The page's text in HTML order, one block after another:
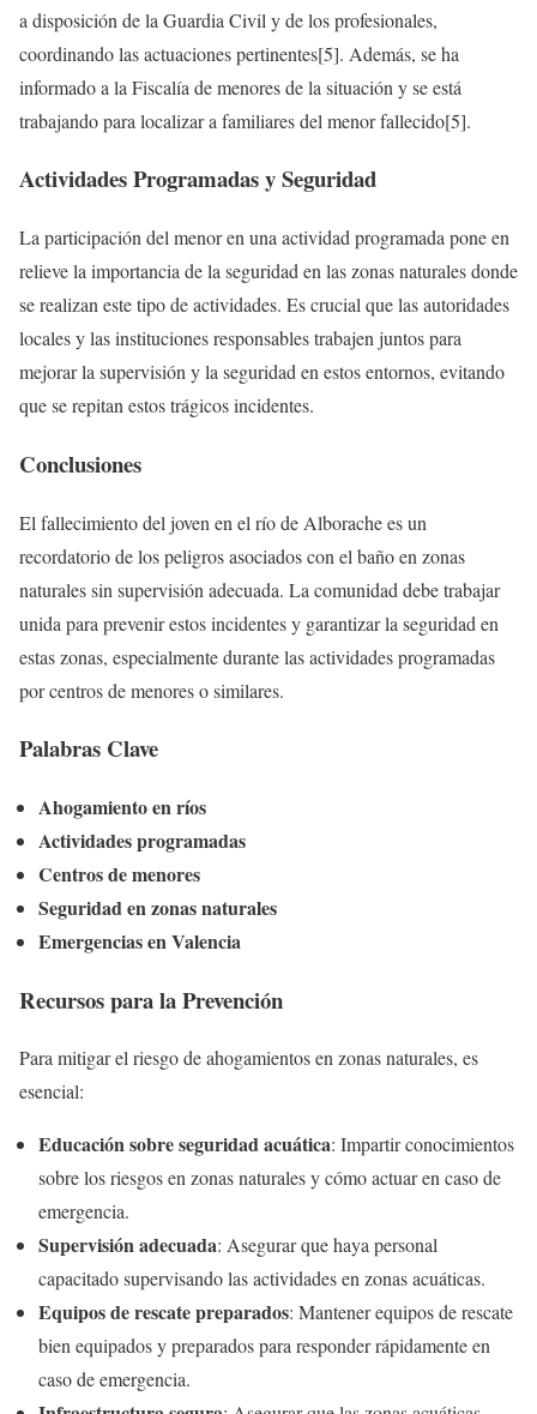
a disposición de la Guardia Civil y de los profesionales,
coordinando las actuaciones pertinentes[5]. Además, se ha
informado a la Fiscalía de menores de la situación y se está
trabajando para localizar a familiares del menor fallecido[5].
Actividades Programadas y Seguridad
La participación del menor en una actividad programada pone en
relieve la importancia de la seguridad en las zonas naturales donde
se realizan este tipo de actividades. Es crucial que las autoridades
locales y las instituciones responsables trabajen juntos para
mejorar la supervisión y la seguridad en estos entornos, evitando
que se repitan estos trágicos incidentes.
Conclusiones
El fallecimiento del joven en el río de Alborache es un
recordatorio de los peligros asociados con el baño en zonas
naturales sin supervisión adecuada. La comunidad debe trabajar
unida para prevenir estos incidentes y garantizar la seguridad en
estas zonas, especialmente durante las actividades programadas
por centros de menores o similares.
Palabras Clave
Ahogamiento en ríos
Actividades programadas
Centros de menores
Seguridad en zonas naturales
Emergencias en Valencia
Recursos para la Prevención
Para mitigar el riesgo de ahogamientos en zonas naturales, es
esencial:
Educación sobre seguridad acuática: Impartir conocimientos
sobre los riesgos en zonas naturales y cómo actuar en caso de
emergencia.
Supervisión adecuada: Asegurar que haya personal
capacitado supervisando las actividades en zonas acuáticas.
Equipos de rescate preparados: Mantener equipos de rescate
bien equipados y preparados para responder rápidamente en
caso de emergencia.